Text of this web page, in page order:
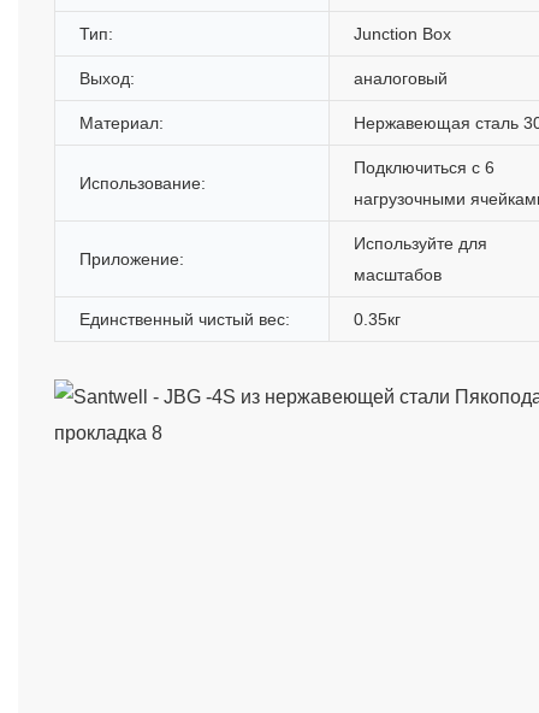
Тип: Junction Box
Выход: аналоговый
Материал: Нержавеющая сталь
Использование:
Подключиться с 6
нагрузочными
Приложение:
Используйте для
масштабов
Единственный чистый вес: 0.35кг